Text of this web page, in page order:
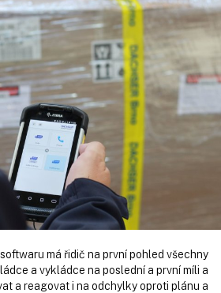
má řidič na první pohled všechny
a vykládce na poslední a první míli a
a reagovat i na odchylky oproti plánu a